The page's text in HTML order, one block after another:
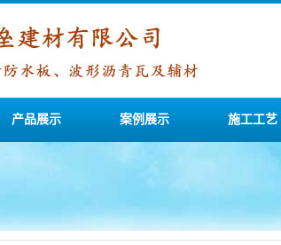
产品展示 案例展示 施工工艺